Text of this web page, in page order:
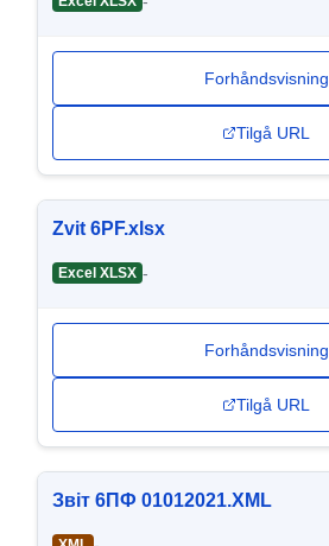
Forhåndsvisning
Tilgå URL
Zvit 6PF.xlsx
Excel XLSX -
Forhåndsvisning
Tilgå URL
Звіт 6ПФ 01012021.XML